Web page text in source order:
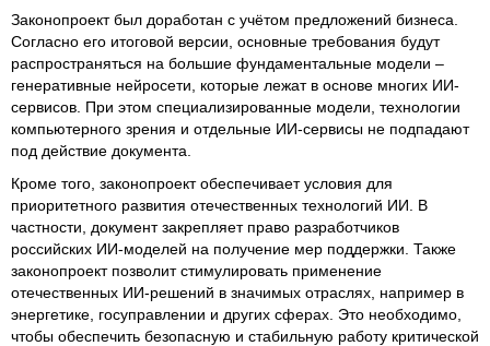
Законопроект был доработан с учётом предложений бизнеса.
Согласно его итоговой версии, основные требования будут
распространяться на большие фундаментальные модели –
генеративные нейросети, которые лежат в основе многих ИИ-
сервисов. При этом специализированные модели, технологии
компьютерного зрения и отдельные ИИ-сервисы не подпадают
под действие документа.
Кроме того, законопроект обеспечивает условия для
приоритетного развития отечественных технологий ИИ. В
частности, документ закрепляет право разработчиков
российских ИИ-моделей на получение мер поддержки. Также
законопроект позволит стимулировать применение
отечественных ИИ-решений в значимых отраслях, например в
энергетике, госуправлении и других сферах. Это необходимо,
чтобы обеспечить безопасную и стабильную работу критической